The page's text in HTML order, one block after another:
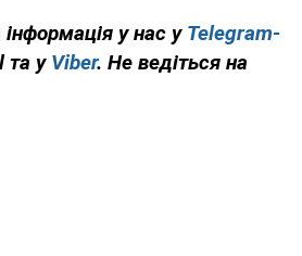
інформація у нас у Telegram-
та у Viber. Не ведіться на